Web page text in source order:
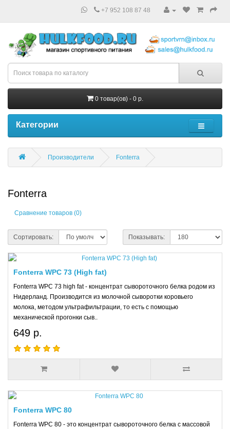
+7 952 108 87 48
0 товар(ов) - 0 р.
Категории
Производители Fonterra
Fonterra
Сравнение товаров (0)
Сортировать: Показывать:
Fonterra WPC 73 (High fat)
Fonterra WPC 73 high fat - концентрат сывороточного белка родом из
Нидерланд. Производится из молочной сыворотки коровьего
молока, методом ультрафильтрации, то есть с помощью
механической прогонки сыв..
649 р.
Fonterra WPC 80
Fonterra WPC 80 - это концентрат сывороточного белка с массовой